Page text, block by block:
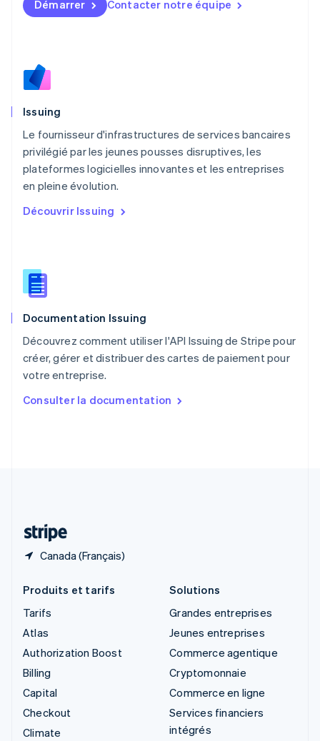
Démarrer Contacter notre équipe
Issuing
Le fournisseur d'infrastructures de services bancaires
privilégié par les jeunes pousses disruptives, les
plateformes logicielles innovantes et les entreprises
en pleine évolution.
Découvrir Issuing
Documentation Issuing
Découvrez comment utiliser l'API Issuing de Stripe pour
créer, gérer et distribuer des cartes de paiement pour
votre entreprise.
Consulter la documentation
Canada (Français)
Malaisie
Mexique
Español
English
Nouvelle-Zélande
Pays-Bas
NederlandsEnglish
Pologne
Portugal
République tchèque
English
English
Singapour
English简体中文
English
Produits et tarifs
Tarifs
Atlas
Authorization Boost
Billing
Capital
Checkout
Climate
Solutions
Grandes entreprises
Jeunes entreprises
Commerce agentique
Cryptomonnaie
Commerce en ligne
Services financiers
intégrés